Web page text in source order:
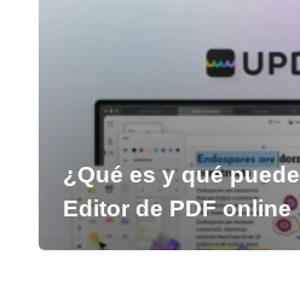
¿Qué es y qué
Editor de PDF online